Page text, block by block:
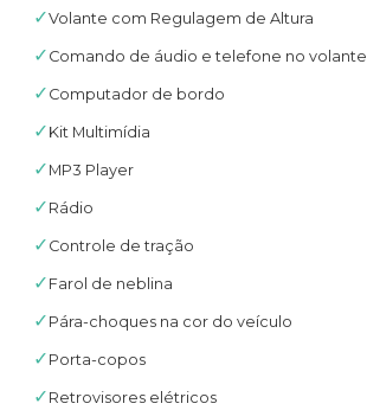
✓Volante com Regulagem de Altura
✓ Comando de áudio e telefone no volante
✓ Computador de bordo
✓ Kit Multimídia
✓ MP3 Player
✓ Rádio
✓ Controle de tração
✓ Farol de neblina
✓ Pára-choques na cor do veículo
✓ Porta-copos
✓ Retrovisores elétricos